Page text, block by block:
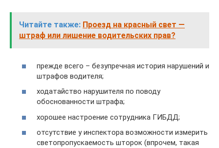
Читайте также: Проезд на красный свет —
штраф или лишение водительских прав?
прежде всего – безупречная история нарушений и
штрафов водителя;
ходатайство нарушителя по поводу
обоснованности штрафа;
хорошее настроение сотрудника ГИБДД;
отсутствие у инспектора возможности измерить
светопропускаемость шторок (впрочем, такая